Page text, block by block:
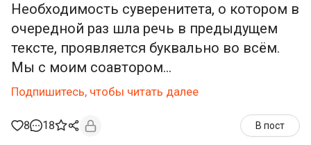
Необходимость суверенитета, о котором в
очередной раз шла речь в предыдущем
тексте, проявляется буквально во всём.
Мы с моим соавтором...
Подпишитесь, чтобы читать далее
8 18 В пост